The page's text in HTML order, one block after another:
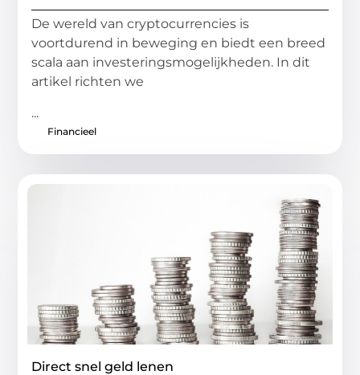
De wereld van cryptocurrencies is
voortdurend in beweging en biedt een breed
scala aan investeringsmogelijkheden. In dit
artikel richten we
...
Financieel
Direct snel geld lenen